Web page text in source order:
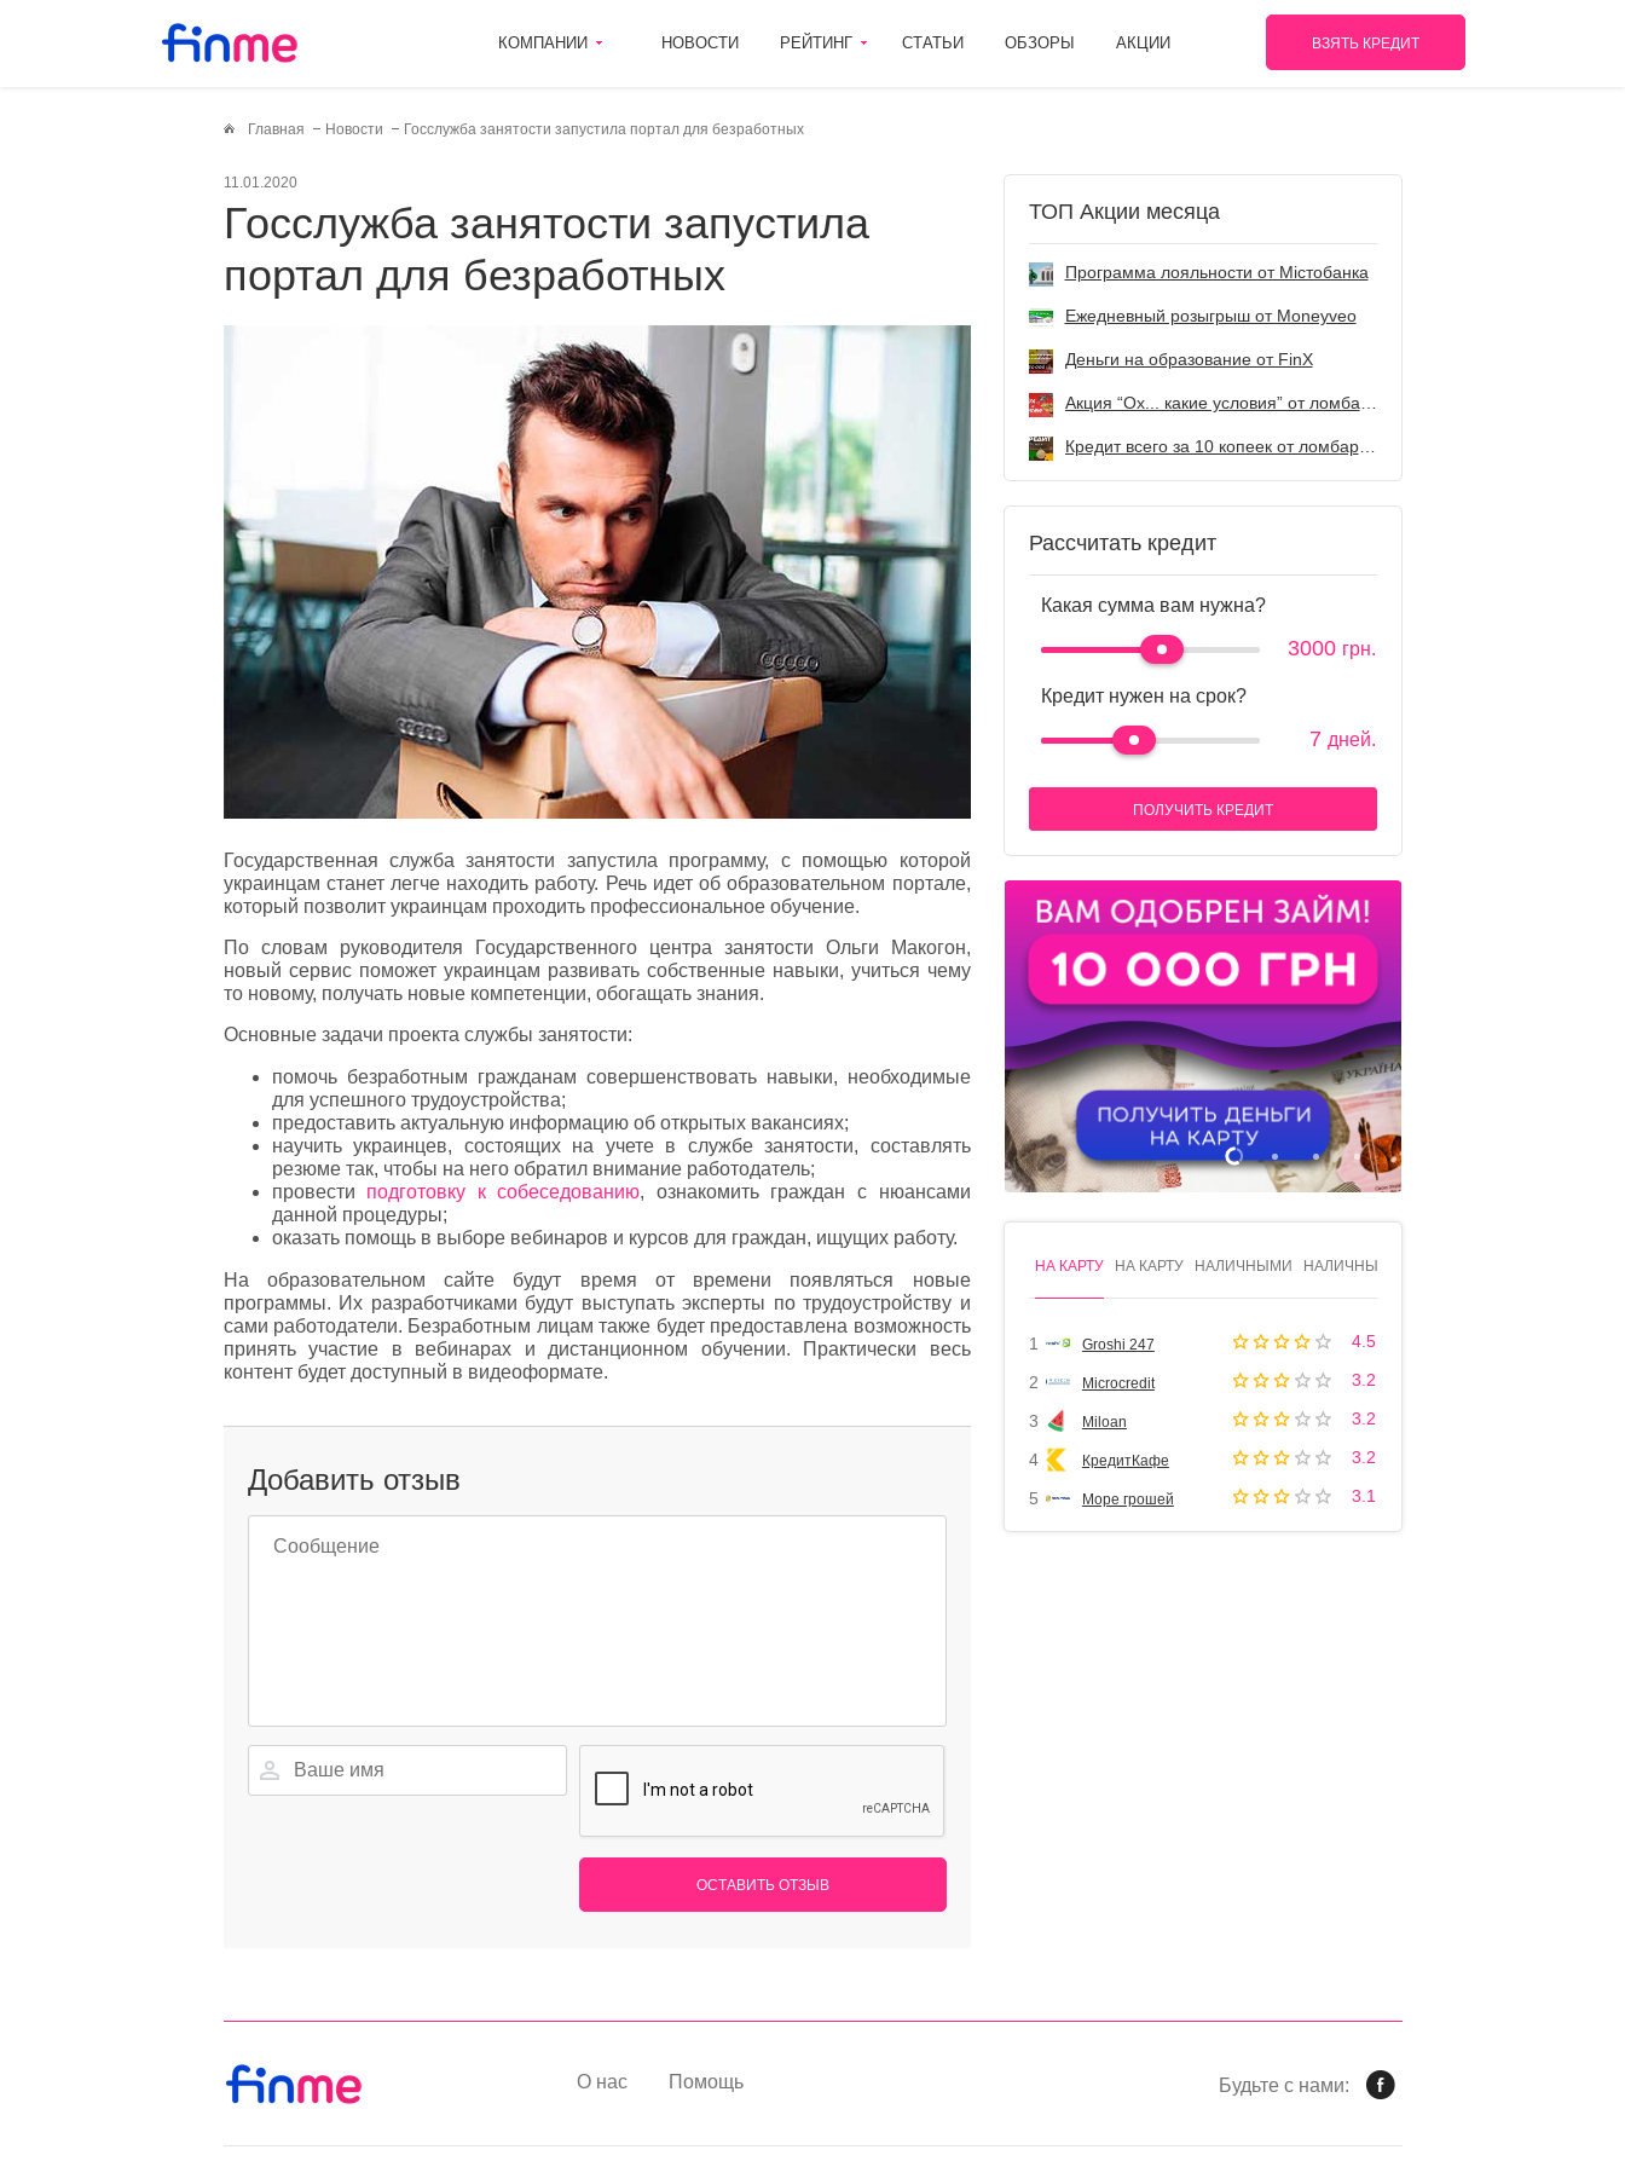
КОМПАНИИ НОВОСТИ РЕЙТИНГ СТАТЬИ ОБЗОРЫ АКЦИИ ВЗЯТЬ КРЕДИТ
Главная Новости Госслужба занятости запустила портал для безработных
11.01.2020
Госслужба занятости запустила
портал для безработных
Государственная служба занятости запустила программу, с помощью которой
украинцам станет легче находить работу. Речь идет об образовательном портале,
который позволит украинцам проходить профессиональное обучение.
По словам руководителя Государственного центра занятости Ольги Макогон,
новый сервис поможет украинцам развивать собственные навыки, учиться чему
то новому, получать новые компетенции, обогащать знания.
Основные задачи проекта службы занятости:
помочь безработным гражданам совершенствовать навыки, необходимые
для успешного трудоустройства;
предоставить актуальную информацию об открытых вакансиях;
научить украинцев, состоящих на учете в службе занятости, составлять
резюме так, чтобы на него обратил внимание работодатель;
провести подготовку к собеседованию, ознакомить граждан с нюансами
данной процедуры;
оказать помощь в выборе вебинаров и курсов для граждан, ищущих работу.
На образовательном сайте будут время от времени появляться новые
программы. Их разработчиками будут выступать эксперты по трудоустройству и
сами работодатели. Безработным лицам также будет предоставлена возможность
принять участие в вебинарах и дистанционном обучении. Практически весь
контент будет доступный в видеоформате.
Добавить отзыв
ОСТАВИТЬ ОТЗЫВ
ТОП Акции месяца
Программа лояльности от Містобанка
Ежедневный розыгрыш от Мoneyveo
Деньги на образование от FinX
Кредит всего за 10 копеек от ломбарда Первый
Рассчитать кредит
Какая сумма вам нужна?
3000 грн.
Кредит нужен на срок?
7 дней.
ПОЛУЧИТЬ КРЕДИТ
1 2 3 4
НА КАРТУ НА КАРТУ НАЛИЧНЫМИ НАЛИЧНЫМИ
1 Groshi 247 4.5
2 Microcredit 3.2
3 Miloan 3.2
4 КредитКафе 3.2
5 Море грошей 3.1
О нас Помощь Будьте с нами: